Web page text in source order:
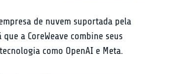
de nuvem suportada pela
a CoreWeave combine seus
como OpenAI e Meta.